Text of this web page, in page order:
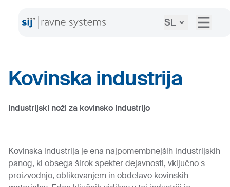
SL
Kovinska industrija
Industrijski noži za kovinsko industrijo
Kovinska industrija je ena najpomembnejših industrijskih
panog, ki obsega širok spekter dejavnosti, vključno s
proizvodnjo, oblikovanjem in obdelavo kovinskih